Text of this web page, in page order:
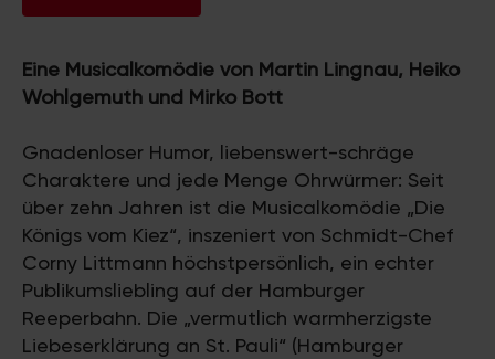
Eine Musicalkomödie von Martin Lingnau, Heiko
Wohlgemuth und Mirko Bott
Gnadenloser Humor, liebenswert-schräge
Charaktere und jede Menge Ohrwürmer: Seit
über zehn Jahren ist die Musicalkomödie „Die
Königs vom Kiez“, inszeniert von Schmidt-Chef
Corny Littmann höchstpersönlich, ein echter
Publikumsliebling auf der Hamburger
Reeperbahn. Die „vermutlich warmherzigste
Liebeserklärung an St. Pauli“ (Hamburger